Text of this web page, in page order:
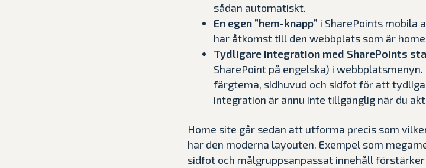
sådan automatiskt.
En egen ”hem-knapp” i SharePoints mobila
har åtkomst till den webbplats som är
Tydligare integration med SharePoints
SharePoint på engelska) i
färgtema, sidhuvud och sidfot för att
integration är ännu inte tillgänglig när du
Home site går sedan att utforma precis som
har den moderna layouten. Exempel som
sidfot och målgruppsanpassat innehåll